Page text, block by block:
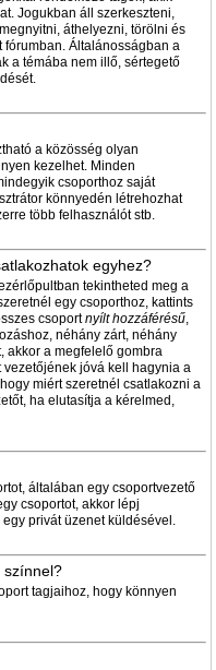
Jogukban áll szerkeszteni,
áthelyezni, törölni és
fórumban. Általánosságban a
a témába nem illő, sértegető
a közösség olyan
kezelhet. Minden
csoporthoz saját
könnyedén létrehozhat
több felhasználót stb.
egyhez?
tekintheted meg a
egy csoporthoz, kattints
csoportnyílt hozzáférésű,
néhány zárt, néhány
akkor a megfelelő gombra
vezetőjének jóvá kell hagynia a
miért szeretnél csatlakozni a
ha elutasítja a kérelmed,
általában egy csoportvezető
csoportot, akkor lépj
privát üzenet küldésével.
színnel?
tagjaihoz, hogy könnyen